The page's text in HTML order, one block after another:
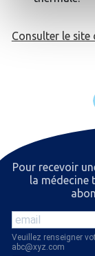
Consulter le site
Pour recevoir
la médecine
Veuillez renseigner
abc@xyz.com